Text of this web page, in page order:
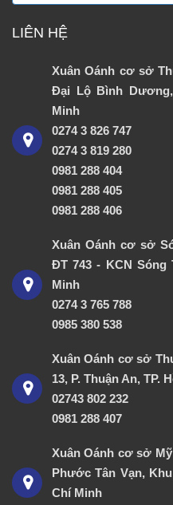
LIÊN HỆ
Xuân Oánh cơ sở
Đại Lộ Bình
Minh
0274 3 826 747
0274 3 819 280
0981 288 404
0981 288 405
0981 288 406
Xuân Oánh cơ sở
ĐT 743 - KCN Sóng
Minh
0274 3 765 788
0985 380 538
Xuân Oánh cơ sở
13, P. Thuận An, TP.
02743 802 232
0981 288 407
Xuân Oánh cơ sở
Phước Tân Vạn,
Chí Minh